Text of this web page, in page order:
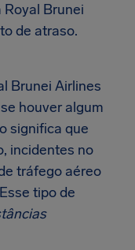
Brunei
de atraso.
Brunei Airlines
houver algum
significa que
incidentes no
tráfego aéreo
tipo de